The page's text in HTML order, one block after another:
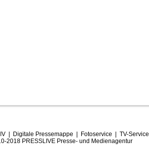
| Digitale Pressemappe Fotoservice TV-Service
2018 PRESSLIVE Presse- und Medienagentur